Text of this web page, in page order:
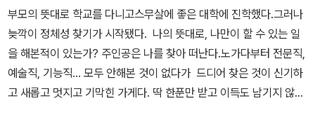
이들에게 어떤 이야기로 즐거움과 위로를 줄까 고민하며 날마다 새로
운 작품을 쓰는 작가 자신을 투영한 인물이다. 그래서 ‘건달 씨’의 유
쾌한 이야기 뒤에 숨은 ‘자기가 하고 싶은 일을 하며 사는 것이야말로
진정한 행복이다’는 메시지가 공허한 메아리가 아닌 깊은 울림으로
다가온다.
부모의 뜻대로 학교를 다니고스무살에 좋은 대학에 진학했다.그러나
늦깍이 정체성 찾기가 시작됐다. 나의 뜻대로, 나만이 할 수 있는 일
을 해본적이 있는가? 주인공은 나를 찾아 떠난다.노가다부터 전문직,
예술직, 기능직... 모두 안해본 것이 없다가 드디어 찾은 것이 신기하
고 새롭고 멋지고 기막힌 가게다. 딱 한푼만 받고 이득도 남기지 않는